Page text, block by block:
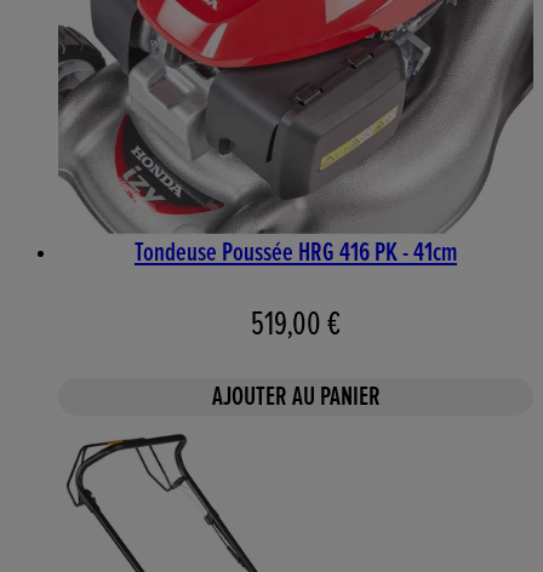
Tondeuse Poussée HRG 416 PK - 41cm
519,00 €
AJOUTER AU PANIER